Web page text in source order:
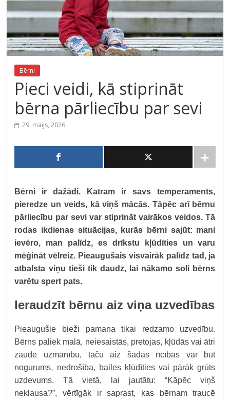
Bērni
Pieci veidi, kā stiprināt
bērna pārliecību par sevi
29. maijs, 2026
Bērni ir dažādi. Katram ir savs temperaments,
pieredze un veids, kā viņš mācās. Tāpēc arī bērnu
pārliecību par sevi var stiprināt vairākos veidos. Tā
rodas ikdienas situācijas, kurās bērni sajūt: mani
ievēro, man palīdz, es drīkstu kļūdīties un varu
mēģināt vēlreiz. Pieaugušais visvairāk palīdz tad, ja
atbalsta viņu tieši tik daudz, lai nākamo soli bērns
varētu spert pats.
Ieraudzīt bērnu aiz viņa uzvedības
Pieaugušie bieži pamana tikai redzamo uzvedību.
Bērns paliek malā, neiesaistās, pretojas, kļūdās vai ātri
zaudē uzmanību, taču aiz šādas rīcības var būt
nogurums, nedrošība, bailes kļūdīties vai pārāk grūts
uzdevums. Tā vietā, lai jautātu: “Kāpēc viņš
neklausa?”, vērtīgāk ir saprast, kas bērnam traucē